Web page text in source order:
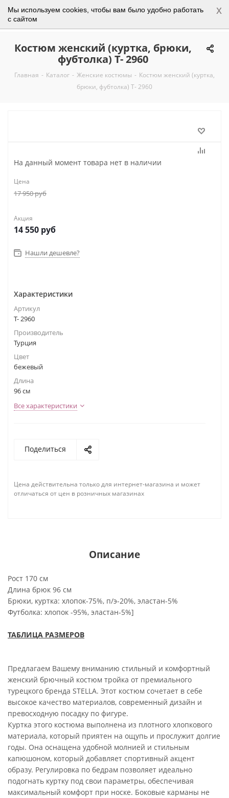
Мы используем cookies, чтобы вам было удобно работать
с сайтом
x
0
Костюм женский (куртка, брюки,
фубтолка) Т- 2960
Главная - Каталог - Женские костюмы - Костюм женский (куртка,
брюки, фубтолка) Т- 2960
На данный момент товара нет в наличии
Цена
17 950руб
Акция
14 550 руб
Нашли дешевле?
Характеристики
Артикул
Т- 2960
Производитель
Турция
Цвет
бежевый
Длина
96 см
Все характеристики
Поделиться
Цена действительна только для интернет-магазина и может
отличаться от цен в розничных магазинах
Описание
Рост 170 см
Длина брюк 96 см
Брюки, куртка: хлопок-75%, п/э-20%, эластан-5%
Футболка: хлопок -95%, эластан-5%]
ТАБЛИЦА РАЗМЕРОВ
Предлагаем Вашему вниманию стильный и комфортный
женский брючный костюм тройка от премиального
турецкого бренда STELLA. Этот костюм сочетает в себе
высокое качество материалов, современный дизайн и
превосходную посадку по фигуре.
Куртка этого костюма выполнена из плотного хлопкового
материала, который приятен на ощупь и прослужит долгие
годы. Она оснащена удобной молнией и стильным
капюшоном, который добавляет спортивный акцент
образу. Регулировка по бедрам позволяет идеально
подогнать куртку под свои параметры, обеспечивая
максимальный комфорт при носке. Боковые карманы не